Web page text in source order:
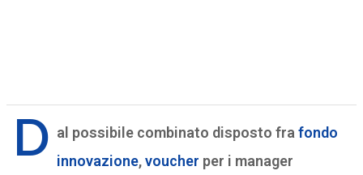
D al possibile combinato disposto fra fondo
innovazione,voucher per i manager